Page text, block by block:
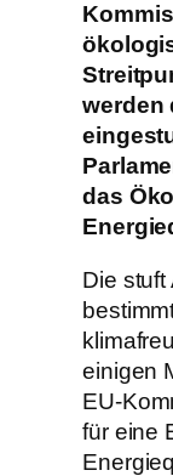
werden
das
Die
einigen
EU-
für eine